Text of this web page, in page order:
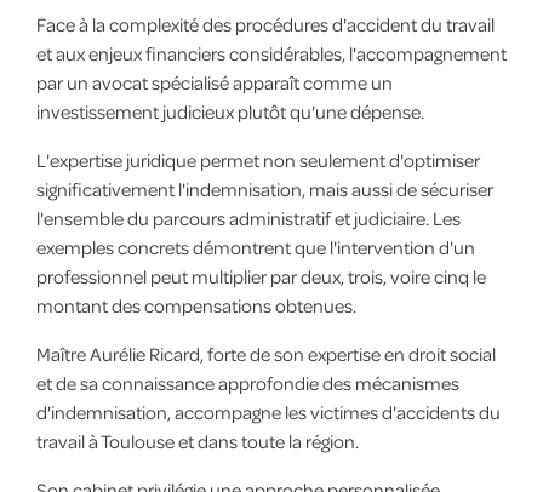
Face à la complexité des procédures d'accident du travail
et aux enjeux financiers considérables, l'accompagnement
par un avocat spécialisé apparaît comme un
investissement judicieux plutôt qu'une dépense.
L'expertise juridique permet non seulement d'optimiser
significativement l'indemnisation, mais aussi de sécuriser
l'ensemble du parcours administratif et judiciaire. Les
exemples concrets démontrent que l'intervention d'un
professionnel peut multiplier par deux, trois, voire cinq le
montant des compensations obtenues.
Maître Aurélie Ricard, forte de son expertise en droit social
et de sa connaissance approfondie des mécanismes
d'indemnisation, accompagne les victimes d'accidents du
travail à Toulouse et dans toute la région.